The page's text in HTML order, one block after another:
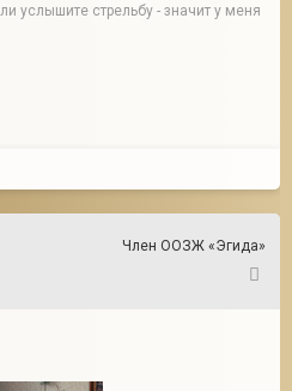
услышите стрельбу - значит у меня
Член ООЗЖ «Эгида»